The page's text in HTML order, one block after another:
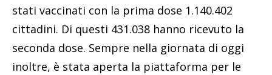
stati vaccinati con la prima dose 1.140.402
cittadini. Di questi 431.038 hanno ricevuto la
seconda dose. Sempre nella giornata di oggi
inoltre, è stata aperta la piattaforma per le